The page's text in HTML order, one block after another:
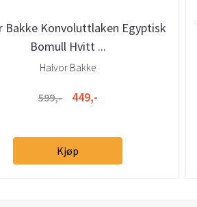
Bakke Konvoluttlaken Egyptisk
Bomull Hvitt ...
Halvor Bakke
599,- 449,-
Kjøp